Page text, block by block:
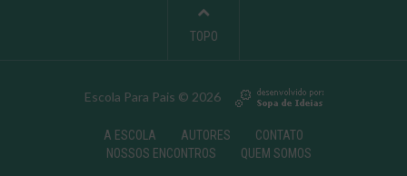
Escola Para Pais © 2026
A ESCOLA AUTORES
CONTATO
NOSSOS ENCONTROS
QUEM SOMOS
TOPO